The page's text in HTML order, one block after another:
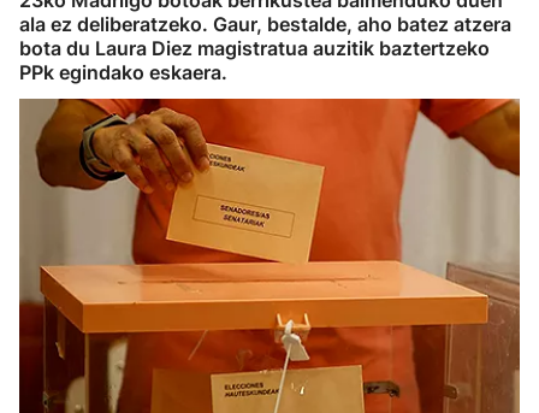
ala ez deliberatzeko. Gaur, bestalde, aho batez atzera
bota du Laura Diez magistratua auzitik baztertzeko
PPk egindako eskaera.